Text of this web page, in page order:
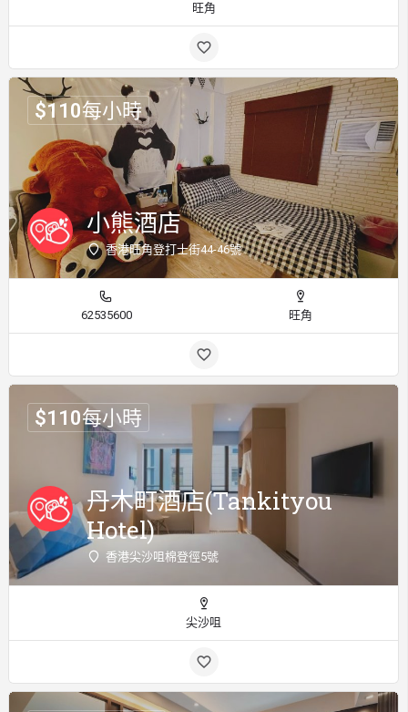
旺角
小熊酒店
香港旺角登打士街44-46號
$110每小時
62535600 旺角
丹木町酒店(Tankityou
Hotel)
香港尖沙咀棉登徑5號
$110每小時
尖沙咀